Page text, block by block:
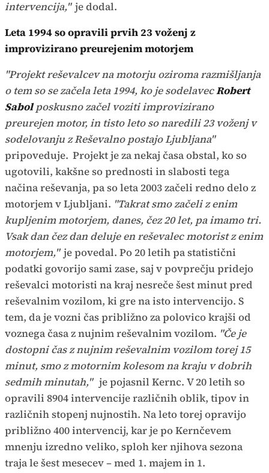
intervencija," je dodal.
Leta 1994 so opravili prvih 23 voženj z
improvizirano preurejenim motorjem
"Projekt reševalcev na motorju oziroma razmišljanja
o tem so se začela leta 1994, ko je sodelavecRobert
Sabolposkusno začel voziti improvizirano
preurejen motor, in tisto leto so naredili 23 voženj v
sodelovanju z Reševalno postajo Ljubljana"
pripoveduje. Projekt je za nekaj časa obstal, ko so
ugotovili, kakšne so prednosti in slabosti tega
načina reševanja, pa so leta 2003 začeli redno delo z
motorjem v Ljubljani. "Takrat smo začeli z enim
kupljenim motorjem, danes, čez 20 let, pa imamo tri.
Vsak dan čez dan deluje en reševalec motorist z enim
motorjem," je povedal. Po 20 letih pa statistični
podatki govorijo sami zase, saj v povprečju pridejo
reševalci motoristi na kraj nesreče šest minut pred
reševalnim vozilom, ki gre na isto intervencijo. S
tem, da je vozni čas približno za polovico krajši od
voznega časa z nujnim reševalnim vozilom. "Če je
dostopni čas z nujnim reševalnim vozilom torej 15
minut, smo z motornim kolesom na kraju v dobrih
sedmih minutah," je pojasnil Kernc. V 20 letih so
opravili 8904 intervencije različnih oblik, tipov in
različnih stopenj nujnostih. Na leto torej opravijo
približno 400 intervencij, kar je po Kernčevem
mnenju izredno veliko, sploh ker njihova sezona
traja le šest mesecev – med 1. majem in 1.